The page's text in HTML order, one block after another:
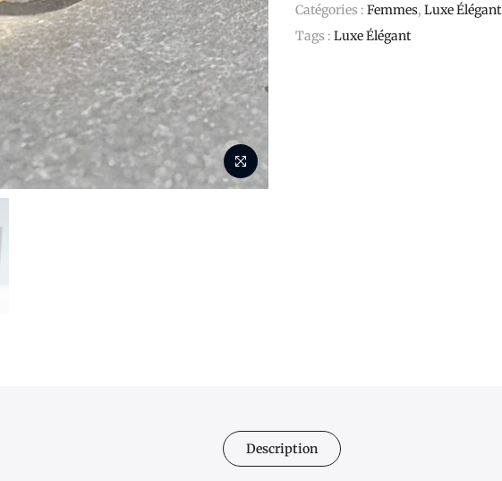
Catégories : Femmes, Luxe Élégant
Tags : Luxe Élégant
Description